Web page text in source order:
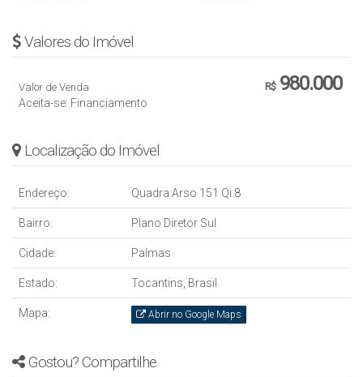
Valores do Imóvel
R$980.000
Valor de Venda
Aceita-se: Financiamento
Localização do Imóvel
Endereço: Quadra Arso 151 Qi 8
Bairro: Plano Diretor Sul
Cidade: Palmas
Estado: Tocantins, Brasil
Mapa: Abrir no Google Maps
Gostou? Compartilhe